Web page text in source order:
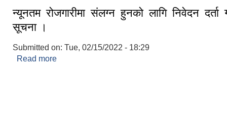
न्यूनतम रोजगारीमा संलग्न हुनको लागि निवेदन दर्ता
सूचना ।
Submitted on: Tue, 02/15/2022 - 18:29
Read more